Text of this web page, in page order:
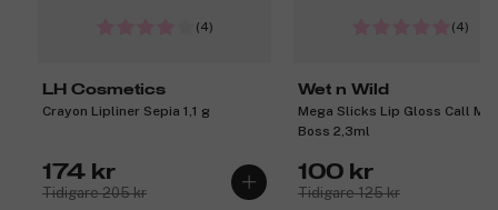
(4)
LH Cosmetics
Crayon Lipliner Sepia 1,1 g
174 kr
Tidigare 205 kr
(4)
Wet n Wild
Mega Slicks Lip Gloss Call Me
Boss 2,3ml
100 kr
Tidigare 125 kr